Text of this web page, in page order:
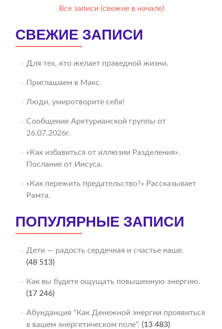
Все записи (свежие в начале)
СВЕЖИЕ ЗАПИСИ
Для тех, кто желает праведной жизни.
Приглашаем в Макс.
Люди, умиротворите себя!
Сообщение Арктурианской группы от
26.07.2026г.
«Как избавиться от иллюзии Разделения».
Послание от Иисуса.
«Как пережить предательство?» Рассказывает
Рамта.
ПОПУЛЯРНЫЕ ЗАПИСИ
Дети — радость сердечная и счастье наше.
(48 513)
Как вы будете ощущать повышенную энергию.
(17 246)
Абунданция “Как Денежной энергии проявиться
в вашем энергетическом поле“. (13 483)